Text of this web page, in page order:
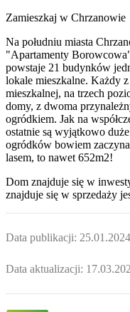
Zamieszkaj w Chrzanowie
Na południu miasta
"Apartamenty
powstaje 21 budynków
lokale mieszkalne. Każdy
mieszkalnej, na trzech
domy, z dwoma
ogródkiem. Jak na
ostatnie są wyjątkowo
ogródków bowiem
lasem, to nawet 652m2!
Dom znajduje się w
znajduje się w sprzedaży
Data publikacji: 25.01.2024
Data aktualizacji: